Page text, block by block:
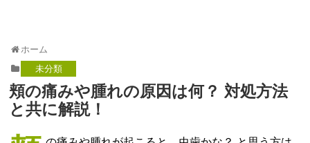
ホーム
未分類
頬の痛みや腫れの原因は何？ 対処方法
と共に解説！